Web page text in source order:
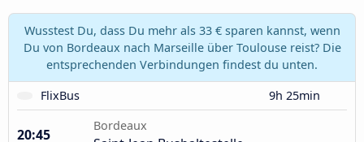
Wusstest Du, dass Du mehr als 33 € sparen kannst, wenn
Du von Bordeaux nach Marseille über Toulouse reist? Die
entsprechenden Verbindungen findest du unten.
FlixBus
9h 25min
20:45
Bordeaux